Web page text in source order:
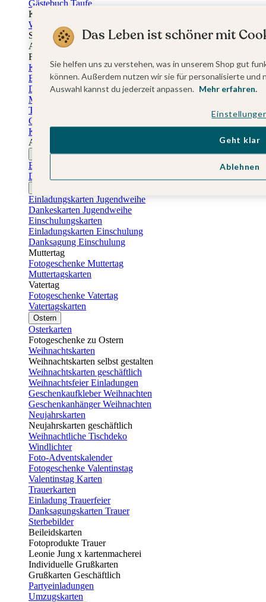
Gästebuch Taufe
Kartenbox Taufe
Willkommensschilder Taufe
Sticker Taufe
Absenderaufkleber Taufe
Fotobuch Taufe
Konfirmationskarten
Einladungskarten Konfirmation
Danksagung Konfirmation
Menükarten Konfirmation
Tischkarten Konfirmation
Gästebuch Konfirmation
Kerzen Konfirmation
Aufkleber zum Anlass Ihres Kindes
Firmungskarten
Einladungskarten Firmung
Dankeskarten Firmung
Einladungskarten Jugendweihe
Dankeskarten Jugendweihe
Einschulungskarten
Einladungskarten Einschulung
Danksagung Einschulung
Muttertag
Fotogeschenke Muttertag
Muttertagskarten
Vatertag
Fotogeschenke Vatertag
Vatertagskarten
Ostern
Osterkarten
Fotogeschenke zu Ostern
Weihnachtskarten
Weihnachtskarten selbst gestalten
Weihnachtskarten geschäftlich
Weihnachtsfeier Einladungen
Geschenkaufkleber Weihnachten
Geschenkanhänger Weihnachten
Neujahrskarten
Neujahrskarten geschäftlich
Weihnachtliche Tischdeko
Windlichter
Foto-Adventskalender
Fotogeschenke Valentinstag
Valentinstag Karten
Trauerkarten
Einladung Trauerfeier
Danksagungskarten Trauer
Sterbebilder
Beileidskarten
Fotoprodukte Trauer
Leonie Jung x kartenmacherei
Individuelle Grußkarten
Grußkarten Geschäftlich
Partyeinladungen
Umzugskarten
Das Leben ist schöner mit
Sie helfen uns zu verstehen, was in unserem Shop gut
können. Außerdem nutzen wir sie für personalisierte
Auswahl kannst du jederzeit anpassen. Mehr erfahren.
Ablehnen
Geht klar